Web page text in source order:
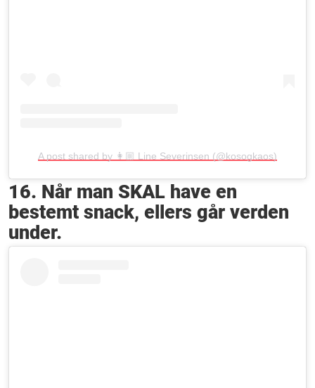
A post shared by 👩🏼 Line Severinsen (@kosogkaos)
16. Når man SKAL have en
bestemt snack, ellers går verden
under.